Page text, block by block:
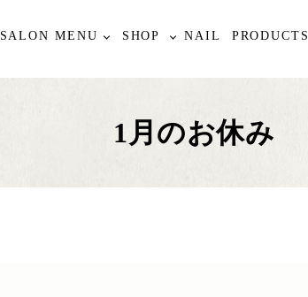
SALON MENU SHOP NAIL PRODUCTS
1月のお休み